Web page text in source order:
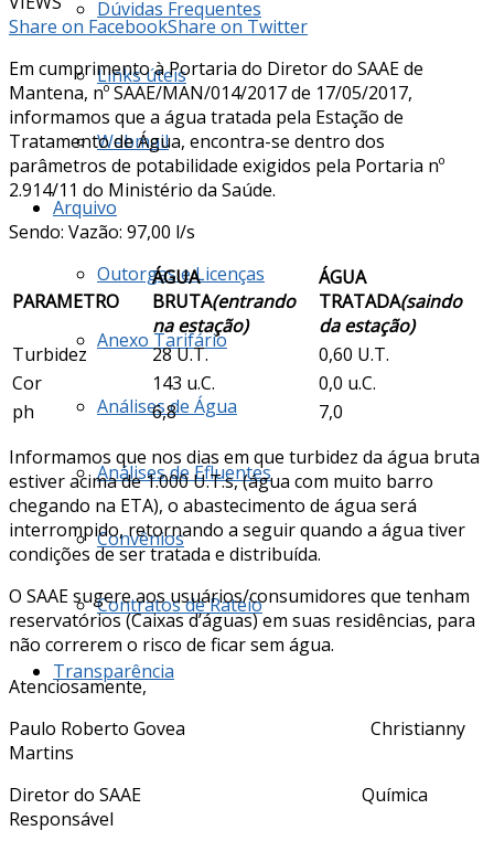
Dúvidas Frequentes
Links úteis
Webmail
Arquivo
Outorgas e Licenças
Anexo Tarifário
Análises de Água
Análises de Efluentes
Convênios
Contratos de Rateio
Transparência
Share on FacebookShare on Twitter
Em cumprimento à Portaria do Diretor do SAAE de
Mantena, nº SAAE/MAN/014/2017 de 17/05/2017,
informamos que a água tratada pela Estação de
Tratamento de Água, encontra-se dentro dos
parâmetros de potabilidade exigidos pela Portaria nº
2.914/11 do Ministério da Saúde.
Sendo: Vazão: 97,00 l/s
PARAMETRO
ÁGUA
BRUTA(entrando
na estação)
ÁGUA
TRATADA(saindo
da estação)
Turbidez
28 U.T.
0,60 U.T.
Cor
143 u.C.
0,0 u.C.
ph
6,8
7,0
Informamos que nos dias em que turbidez da água bruta
estiver acima de 1.000 U.T.s, (água com muito barro
chegando na ETA), o abastecimento de água será
interrompido, retornando a seguir quando a água tiver
condições de ser tratada e distribuída.
O SAAE sugere aos usuários/consumidores que tenham
reservatórios (Caixas d’águas) em suas residências, para
não correrem o risco de ficar sem água.
Atenciosamente,
Paulo Roberto Govea Christianny
Martins
Diretor do SAAE Química
Responsável